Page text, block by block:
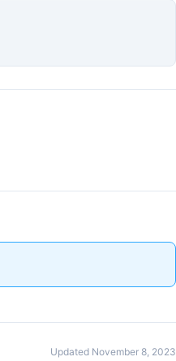
Updated November 8, 2023